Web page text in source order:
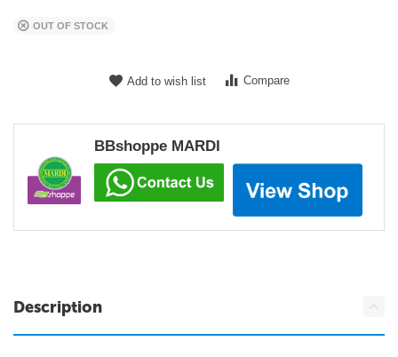
OUT OF STOCK
Add to wish list Compare
BBshoppe MARDI
Description